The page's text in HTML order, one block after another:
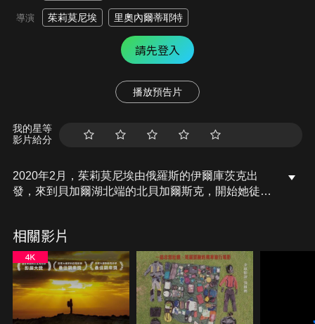
導演 茱莉莫尼埃 里奧內爾蒂耶特
請先登入
播放預告片
我的星等
影片給分
2020年2月，茱莉莫尼埃由俄羅斯的伊爾庫茨克出
發，來到貝加爾湖北端的北貝加爾斯克，開始她徒步
俄羅斯人的熱情，他們一起進行過冬節的傳統，一邊
喝伏特加，一邊圍著營火跳舞。大雪退去，茱莉終於
完成畢生的夢想，徒步在結冰的貝加爾湖上行走，聽
見貝加爾湖在腳底下流過的聲音，彷彿與內心的自己
對話。茱莉將此行視為貝加爾湖對她的考驗，這裡的
一步一腳印都幫助茱莉找回自我。
相關影片